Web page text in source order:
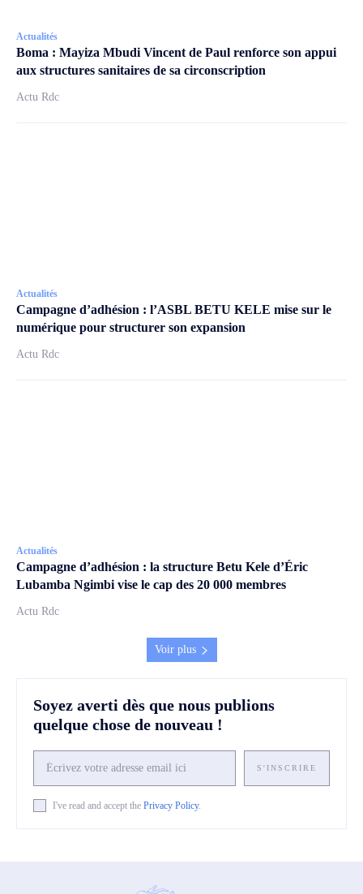
Actualités
Boma : Mayiza Mbudi Vincent de Paul renforce son appui
aux structures sanitaires de sa circonscription
Actu Rdc
Actualités
Campagne d’adhésion : l’ASBL BETU KELE mise sur le
numérique pour structurer son expansion
Actu Rdc
Actualités
Campagne d’adhésion : la structure Betu Kele d’Éric
Lubamba Ngimbi vise le cap des 20 000 membres
Actu Rdc
Voir plus
Soyez averti dès que nous publions
quelque chose de nouveau !
S'INSCRIRE
I've read and accept the Privacy Policy.